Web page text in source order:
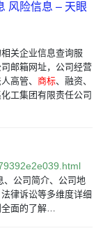
风险信息 – 天眼
关企业信息查询服
邮箱网址，公司经营
高管、 商标、融资、
工集团有限责任公司
、公司简介、公司地
律诉讼等多维度详细
全面的了解…